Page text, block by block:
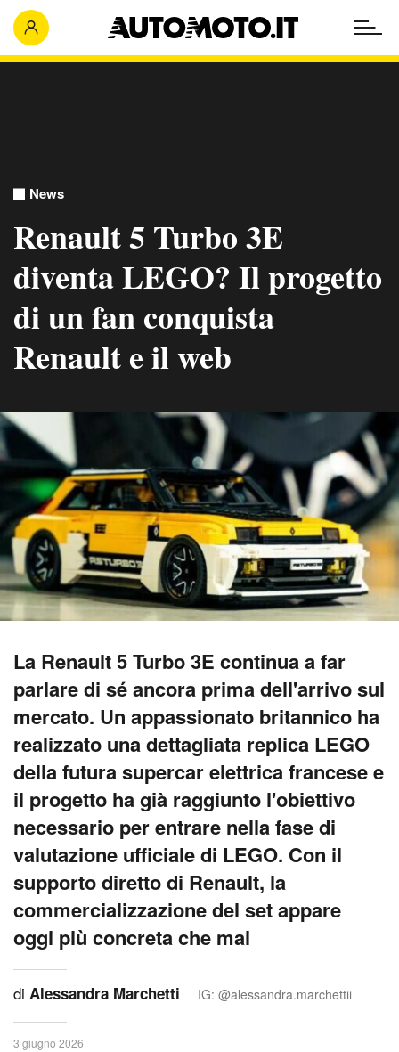
News
Renault 5 Turbo 3E
diventa LEGO? Il progetto
di un fan conquista
Renault e il web
La Renault 5 Turbo 3E continua a far
parlare di sé ancora prima dell'arrivo sul
mercato. Un appassionato britannico ha
realizzato una dettagliata replica LEGO
della futura supercar elettrica francese e
il progetto ha già raggiunto l'obiettivo
necessario per entrare nella fase di
valutazione ufficiale di LEGO. Con il
supporto diretto di Renault, la
commercializzazione del set appare
oggi più concreta che mai
di Alessandra Marchetti IG: @alessandra.marchettii
3 giugno 2026